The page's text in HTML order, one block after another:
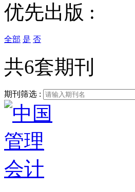
优先出版 :
全部 是 否
共6套期刊
期刊筛选 :